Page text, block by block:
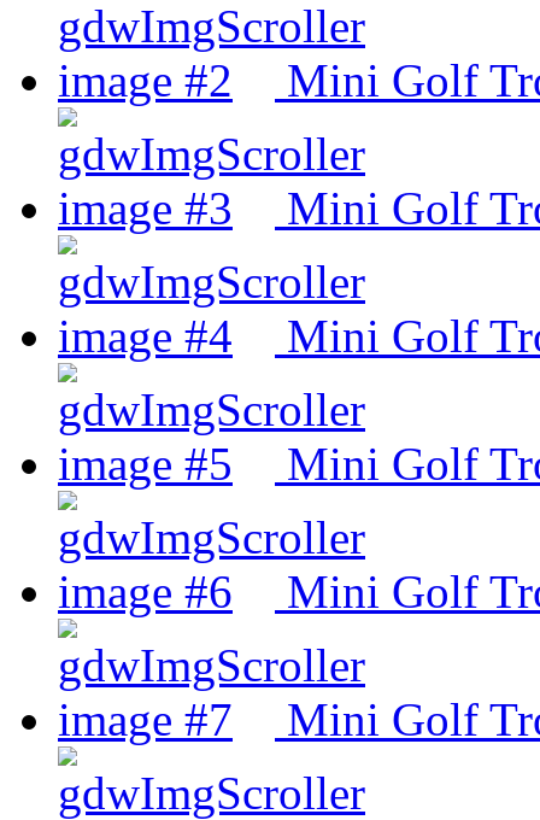
Mini Golf
Mini Golf
Mini Golf
Mini Golf
Mini Golf
Mini Golf